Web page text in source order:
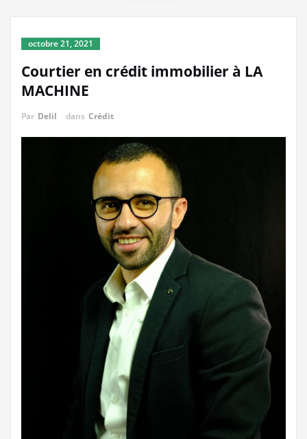
octobre 21, 2021
Courtier en crédit immobilier à LA
MACHINE
Par Delil dans Crédit